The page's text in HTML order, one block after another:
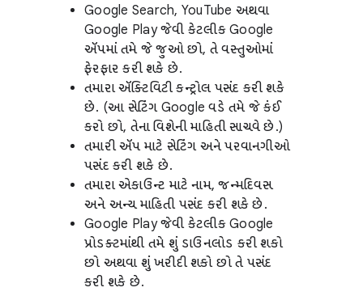
Google Search, YouTube અથવા
Google Play જેવી કેટલીક Google
ઍપમાં તમે જે જુઓ છો, તે વસ્તુઓમાં
ફેરફાર કરી શકે છે.
તમારા ઍક્ટિવિટી કન્ટ્રોલ પસંદ કરી શકે
છે. (આ સેટિંગ Google વડે તમે જે કંઈ
કરો છો, તેના વિશેની માહિતી સાચવે છે.)
તમારી ઍપ માટે સેટિંગ અને પરવાનગીઓ
પસંદ કરી શકે છે.
તમારા એકાઉન્ટ માટે નામ, જન્મદિવસ
અને અન્ય માહિતી પસંદ કરી શકે છે.
Google Play જેવી કેટલીક Google
પ્રોડક્ટમાંથી તમે શું ડાઉનલોડ કરી શકો
છો અથવા શું ખરીદી શકો છો તે પસંદ
કરી શકે છે.